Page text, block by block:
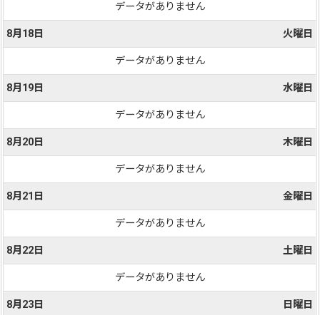
データがありません
8月18日 火曜日
データがありません
8月19日 水曜日
データがありません
8月20日 木曜日
データがありません
8月21日 金曜日
データがありません
8月22日 土曜日
データがありません
8月23日 日曜日